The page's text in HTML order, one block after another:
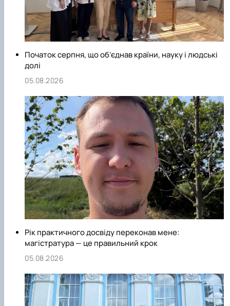
Початок серпня, що об’єднав країни, науку і людські
долі
05.08.2026
Рік практичного досвіду переконав мене:
магістратура — це правильний крок
05.08.2026